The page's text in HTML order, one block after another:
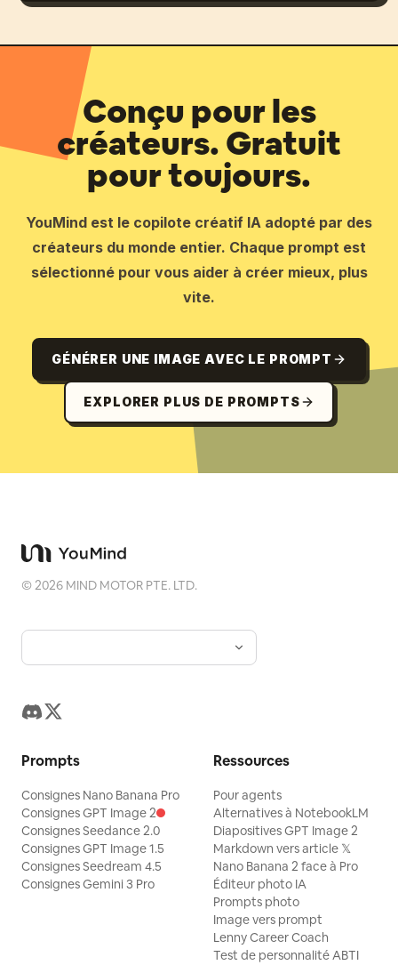
Conçu pour les
créateurs. Gratuit
pour toujours.
YouMind est le copilote créatif IA adopté par des
créateurs du monde entier. Chaque prompt est
sélectionné pour vous aider à créer mieux, plus
vite.
GÉNÉRER UNE IMAGE AVEC LE PROMPT
EXPLORER PLUS DE PROMPTS
©2026 MIND MOTOR PTE. LTD.
Prompts
Consignes Nano Banana Pro
Consignes GPT Image 2
Consignes Seedance 2.0
Consignes GPT Image 1.5
Consignes Seedream 4.5
Consignes Gemini 3 Pro
Ressources
Pour agents
Alternatives à NotebookLM
Diapositives GPT Image 2
Markdown vers article 𝕏
Nano Banana 2 face à Pro
Éditeur photo IA
Prompts photo
Image vers prompt
Lenny Career Coach
Test de personnalité ABTI